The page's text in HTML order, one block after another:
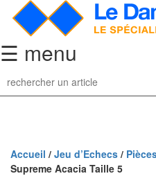
☰ menu
Jeu
d’Echecs
collection
Accueil / Jeu d’Echecs /
Supreme Acacia Taille 5